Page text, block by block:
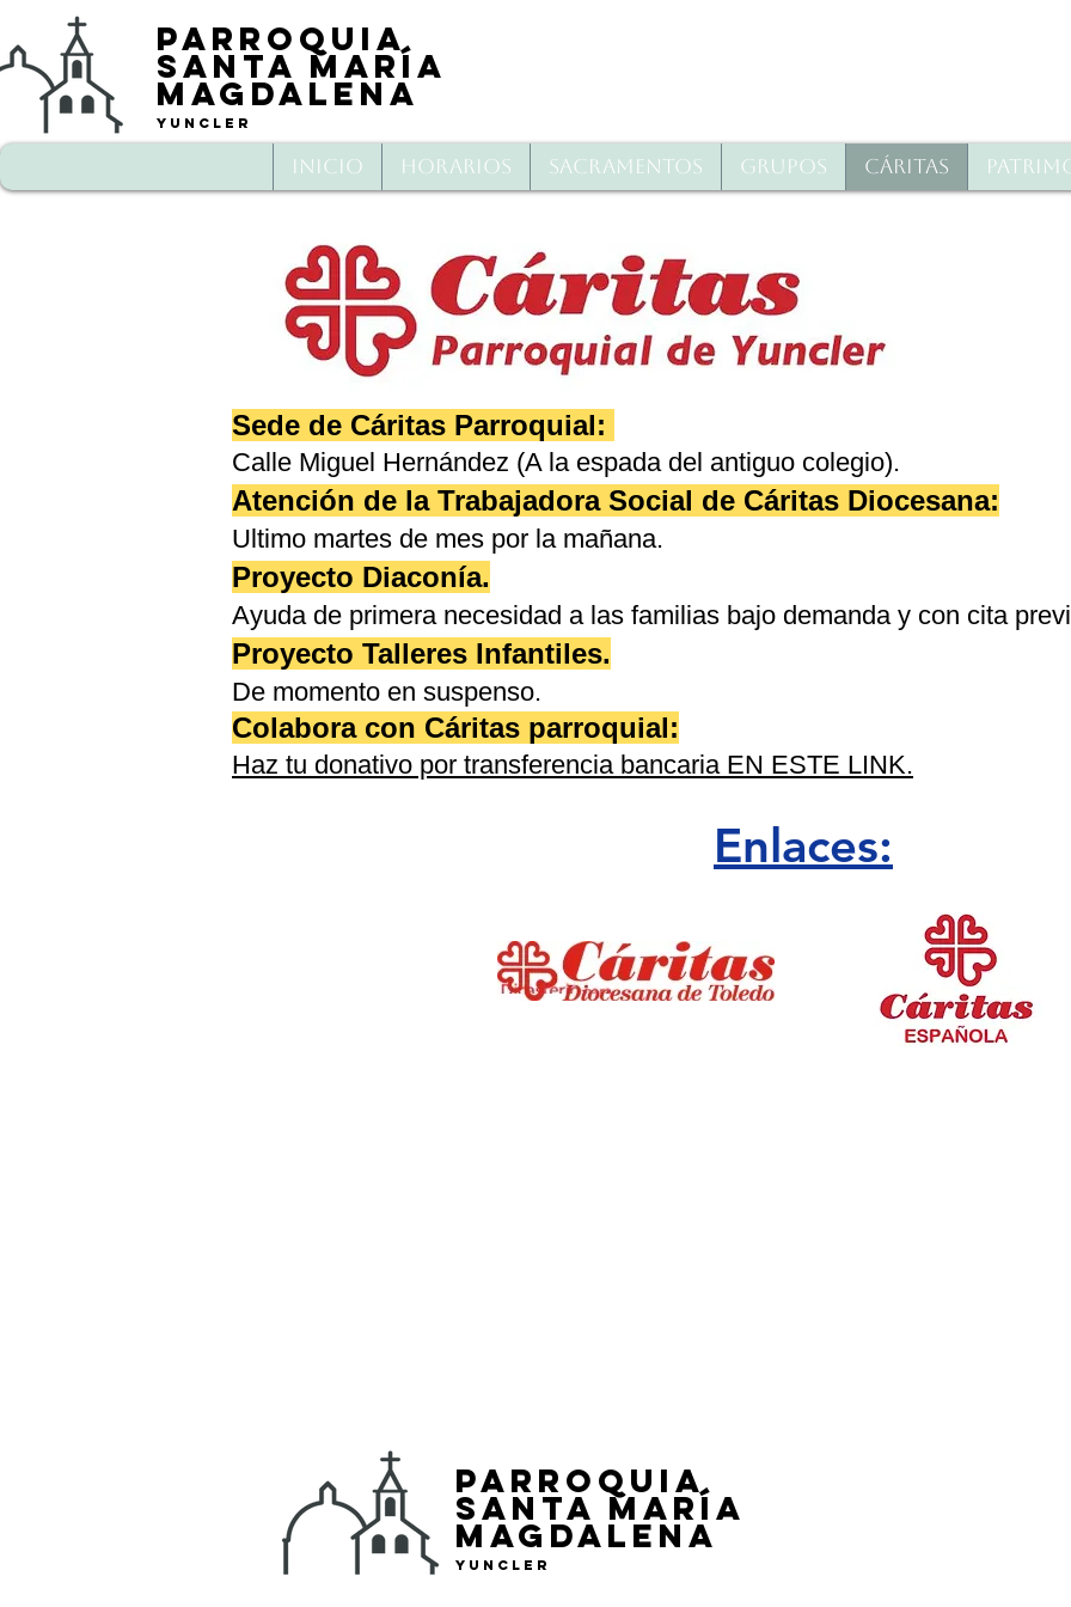
Parroquia
Santa María
Magdalena
Yuncler
Inicio Horarios Sacramentos Grupos Cáritas
Sede de Cáritas Parroquial:
Calle Miguel Hernández (A la espada del antiguo colegio).
Atención de la Trabajadora Social de Cáritas Diocesana:
Ultimo martes de mes por la mañana.
Proyecto Diaconía.
Ayuda de primera necesidad a las familias bajo demanda y con cita
Proyecto Talleres Infantiles.
De momento en suspenso.
Colabora con Cáritas parroquial:
Haz tu donativo por transferencia bancaria EN ESTE LINK.
Enlaces:
Parroquia
Santa María
Magdalena
Yuncler